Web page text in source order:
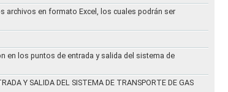
archivos en formato Excel, los cuales podrán ser
en los puntos de entrada y salida del sistema de
Y SALIDA DEL SISTEMA DE TRANSPORTE DE GAS